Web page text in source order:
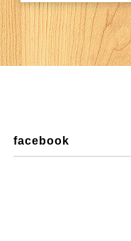
facebook